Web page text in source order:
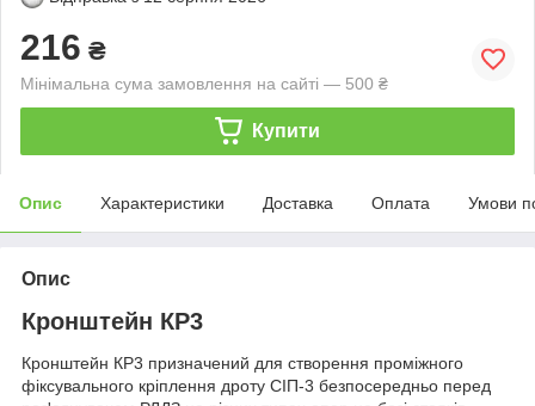
216 ₴
Мінімальна сума замовлення на сайті — 500 ₴
Купити
Опис Характеристики Доставка Оплата Умови
Опис
Кронштейн КР3
Кронштейн КР3 призначений для створення проміжного
фіксувального кріплення дроту СІП-3 безпосередньо перед